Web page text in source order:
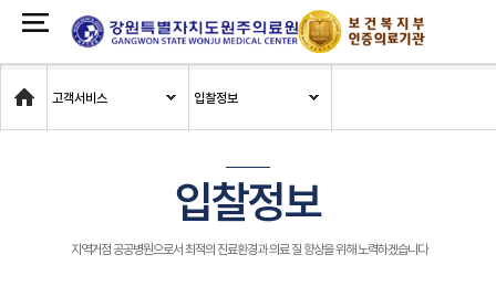
Home
고객서비스 입찰정보
입찰정보
지역거점 공공병원으로서 최적의 진료환경과 의료 질 향상을 위해 노력하겠습니다